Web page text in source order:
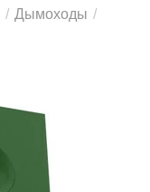
/ Дымоходы /